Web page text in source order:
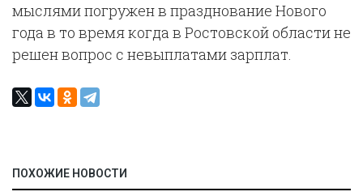
мыслями погружен в празднование Нового
года в то время когда в Ростовской области не
решен вопрос с невыплатами зарплат.
ПОХОЖИЕ НОВОСТИ